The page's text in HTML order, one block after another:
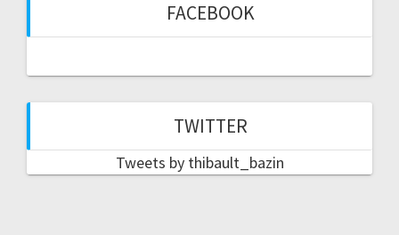
FACEBOOK
TWITTER
Tweets by thibault_bazin